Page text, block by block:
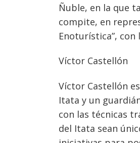
Ñuble, en la que
compite, en
Enoturística”,
Víctor Castellón
Víctor Castellón
Itata y un
con las técnicas
del Itata sean
Navegación